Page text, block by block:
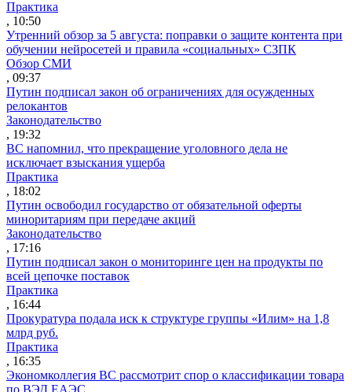
Практика
, 10:50
Утренний обзор за 5 августа: поправки о защите контента при
обучении нейросетей и правила «социальных» СЗПК
Обзор СМИ
, 09:37
Путин подписал закон об ограничениях для осужденных
релокантов
Законодательство
, 19:32
ВС напомнил, что прекращение уголовного дела не
исключает взыскания ущерба
Практика
, 18:02
Путин освободил государство от обязательной оферты
миноритариям при передаче акций
Законодательство
, 17:16
Путин подписал закон о мониторинге цен на продукты по
всей цепочке поставок
Практика
, 16:44
Прокуратура подала иск к структуре группы «Илим» на 1,8
млрд руб.
Практика
, 16:35
Экономколлегия ВС рассмотрит спор о классификации товара